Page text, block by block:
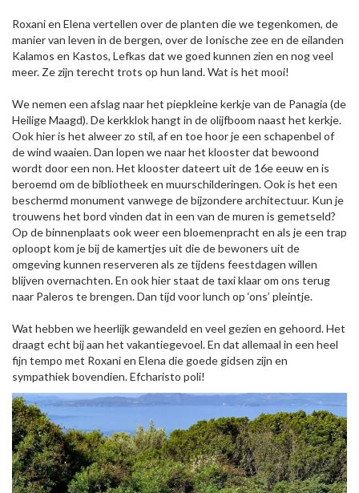
Roxani en Elena vertellen over de planten die we tegenkomen, de
manier van leven in de bergen, over de Ionische zee en de eilanden
Kalamos en Kastos, Lefkas dat we goed kunnen zien en nog veel
meer. Ze zijn terecht trots op hun land. Wat is het mooi!
We nemen een afslag naar het piepkleine kerkje van de Panagia (de
Heilige Maagd). De kerkklok hangt in de olijfboom naast het kerkje.
Ook hier is het alweer zo stil, af en toe hoor je een schapenbel of
de wind waaien. Dan lopen we naar het klooster dat bewoond
wordt door een non. Het klooster dateert uit de 16e eeuw en is
beroemd om de bibliotheek en muurschilderingen. Ook is het een
beschermd monument vanwege de bijzondere architectuur. Kun je
trouwens het bord vinden dat in een van de muren is gemetseld?
Op de binnenplaats ook weer een bloemenpracht en als je een trap
oploopt kom je bij de kamertjes uit die de bewoners uit de
omgeving kunnen reserveren als ze tijdens feestdagen willen
blijven overnachten. En ook hier staat de taxi klaar om ons terug
naar Paleros te brengen. Dan tijd voor lunch op ‘ons’ pleintje.
Wat hebben we heerlijk gewandeld en veel gezien en gehoord. Het
draagt echt bij aan het vakantiegevoel. En dat allemaal in een heel
fijn tempo met Roxani en Elena die goede gidsen zijn en
sympathiek bovendien. Efcharisto poli!